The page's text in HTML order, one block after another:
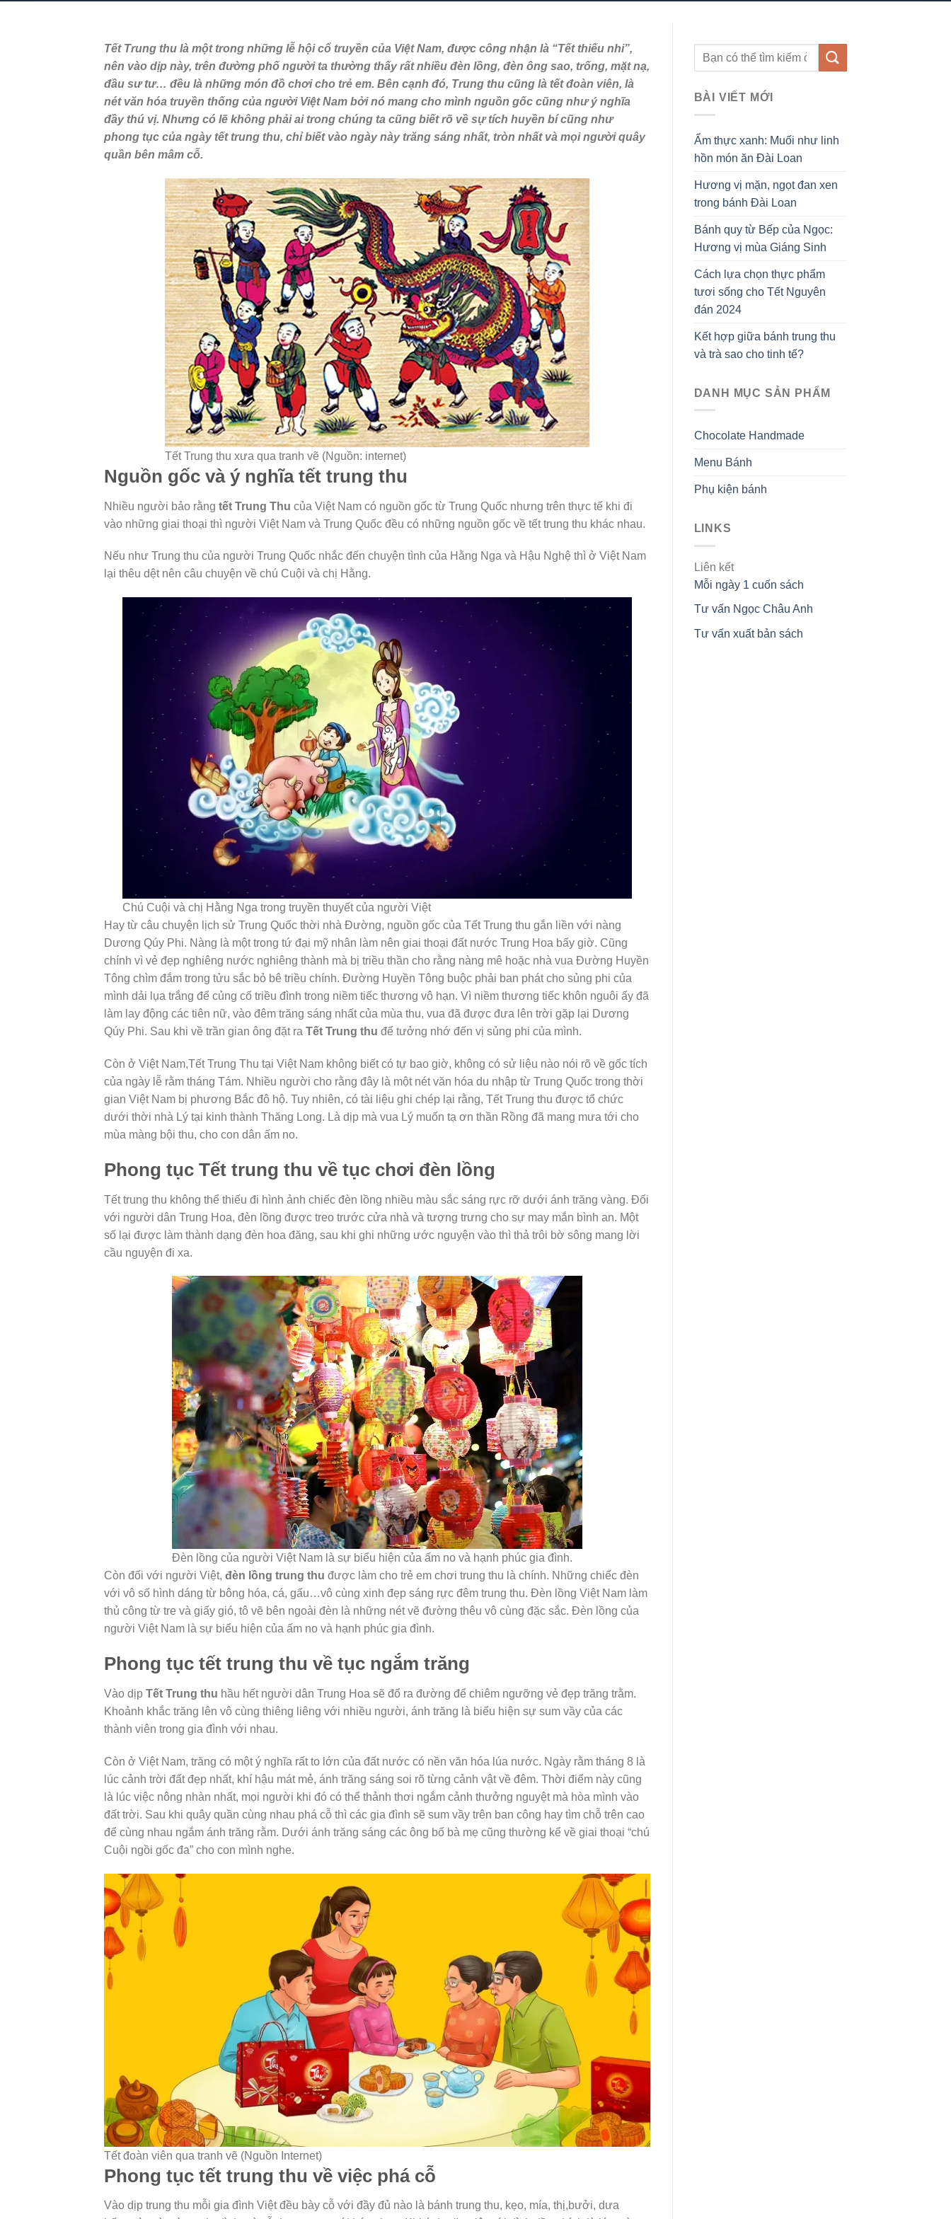
Tết Trung thu là một trong những lễ hội cổ truyền của Việt Nam, được công nhận là “Tết thiếu nhi”,
nên vào dịp này, trên đường phố người ta thường thấy rất nhiều đèn lồng, đèn ông sao, trống, mặt nạ,
đầu sư tư… đều là những món đồ chơi cho trẻ em. Bên cạnh đó, Trung thu cũng là tết đoàn viên, là
nét văn hóa truyền thống của người Việt Nam bởi nó mang cho mình nguồn gốc cũng như ý nghĩa
đầy thú vị. Nhưng có lẽ không phải ai trong chúng ta cũng biết rõ về sự tích huyền bí cũng như
phong tục của ngày tết trung thu, chỉ biết vào ngày này trăng sáng nhất, tròn nhất và mọi người quây
quần bên mâm cỗ.
Tết Trung thu xưa qua tranh vẽ (Nguồn: internet)
Nguồn gốc và ý nghĩa tết trung thu
Nhiều người bảo rằng tết Trung Thu của Việt Nam có nguồn gốc từ Trung Quốc nhưng trên thực tế khi đi
vào những giai thoại thì người Việt Nam và Trung Quốc đều có những nguồn gốc về tết trung thu khác nhau.
Nếu như Trung thu của người Trung Quốc nhắc đến chuyện tình của Hằng Nga và Hậu Nghệ thì ở Việt Nam
lại thêu dệt nên câu chuyện về chú Cuội và chị Hằng.
Chú Cuội và chị Hằng Nga trong truyền thuyết của người Việt
Hay từ câu chuyện lịch sử Trung Quốc thời nhà Đường, nguồn gốc của Tết Trung thu gắn liền với nàng
Dương Qúy Phi. Nàng là một trong tứ đại mỹ nhân làm nên giai thoại đất nước Trung Hoa bấy giờ. Cũng
chính vì vẻ đẹp nghiêng nước nghiêng thành mà bị triều thần cho rằng nàng mê hoặc nhà vua Đường Huyền
Tông chìm đắm trong tửu sắc bỏ bê triều chính. Đường Huyền Tông buộc phải ban phát cho sủng phi của
mình dải lụa trắng để củng cố triều đình trong niềm tiếc thương vô hạn. Vì niềm thương tiếc khôn nguôi ấy đã
làm lay động các tiên nữ, vào đêm trăng sáng nhất của mùa thu, vua đã được đưa lên trời gặp lại Dương
Qúy Phi. Sau khi về trần gian ông đặt ra Tết Trung thu để tưởng nhớ đến vị sủng phi của mình.
Còn ở Việt Nam,Tết Trung Thu tại Việt Nam không biết có tự bao giờ, không có sử liệu nào nói rõ về gốc tích
của ngày lễ rằm tháng Tám. Nhiều người cho rằng đây là một nét văn hóa du nhập từ Trung Quốc trong thời
gian Việt Nam bị phương Bắc đô hộ. Tuy nhiên, có tài liệu ghi chép lại rằng, Tết Trung thu được tổ chức
dưới thời nhà Lý tại kinh thành Thăng Long. Là dịp mà vua Lý muốn tạ ơn thần Rồng đã mang mưa tới cho
mùa màng bội thu, cho con dân ấm no.
Phong tục Tết trung thu về tục chơi đèn lồng
Tết trung thu không thể thiếu đi hình ảnh chiếc đèn lồng nhiều màu sắc sáng rực rỡ dưới ánh trăng vàng. Đối
với người dân Trung Hoa, đèn lồng được treo trước cửa nhà và tượng trưng cho sự may mắn bình an. Một
số lại được làm thành dạng đèn hoa đăng, sau khi ghi những ước nguyện vào thì thả trôi bờ sông mang lời
cầu nguyện đi xa.
Đèn lồng của người Việt Nam là sự biểu hiện của ấm no và hạnh phúc gia đình.
Còn đối với người Việt, đèn lồng trung thu được làm cho trẻ em chơi trung thu là chính. Những chiếc đèn
với vô số hình dáng từ bông hóa, cá, gấu…vô cùng xinh đẹp sáng rực đêm trung thu. Đèn lồng Việt Nam làm
thủ công từ tre và giấy gió, tô vẽ bên ngoài đèn là những nét vẽ đường thêu vô cùng đặc sắc. Đèn lồng của
người Việt Nam là sự biểu hiện của ấm no và hạnh phúc gia đình.
Phong tục tết trung thu về tục ngắm trăng
Vào dịp Tết Trung thu hầu hết người dân Trung Hoa sẽ đổ ra đường để chiêm ngưỡng vẻ đẹp trăng trằm.
Khoảnh khắc trăng lên vô cùng thiêng liêng với nhiều người, ánh trăng là biểu hiện sự sum vầy của các
thành viên trong gia đình với nhau.
Còn ở Việt Nam, trăng có một ý nghĩa rất to lớn của đất nước có nền văn hóa lúa nước. Ngày rằm tháng 8 là
lúc cảnh trời đất đẹp nhất, khí hậu mát mẻ, ánh trăng sáng soi rõ từng cảnh vật về đêm. Thời điểm này cũng
là lúc việc nông nhàn nhất, mọi người khi đó có thể thảnh thơi ngắm cảnh thưởng nguyệt mà hòa mình vào
đất trời. Sau khi quây quần cùng nhau phá cỗ thì các gia đình sẽ sum vầy trên ban công hay tìm chỗ trên cao
để cùng nhau ngắm ánh trăng rằm. Dưới ánh trăng sáng các ông bố bà mẹ cũng thường kể về giai thoại “chú
Cuội ngồi gốc đa” cho con mình nghe.
Tết đoàn viên qua tranh vẽ (Nguồn Internet)
Phong tục tết trung thu về việc phá cỗ
Vào dịp trung thu mỗi gia đình Việt đều bày cỗ với đầy đủ nào là bánh trung thu, kẹo, mía, thị,bưởi, dưa
BÀI VIẾT MỚI
Ẩm thực xanh: Muối như linh
hồn món ăn Đài Loan
Hương vị mặn, ngọt đan xen
trong bánh Đài Loan
Bánh quy từ Bếp của Ngọc:
Hương vị mùa Giáng Sinh
Cách lựa chọn thực phẩm
tươi sống cho Tết Nguyên
đán 2024
Kết hợp giữa bánh trung thu
và trà sao cho tinh tế?
DANH MỤC SẢN PHẨM
Chocolate Handmade
Menu Bánh
Phụ kiện bánh
LINKS
Liên kết
Mỗi ngày 1 cuốn sách
Tư vấn Ngọc Châu Anh
Tư vấn xuất bản sách